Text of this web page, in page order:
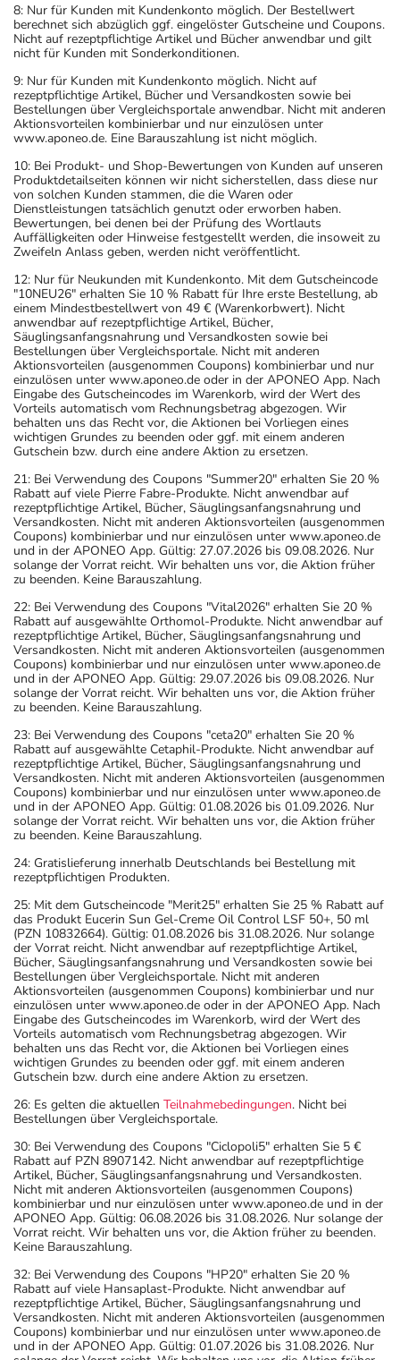
8: Nur für Kunden mit Kundenkonto möglich. Der Bestellwert
berechnet sich abzüglich ggf. eingelöster Gutscheine und Coupons.
Nicht auf rezeptpflichtige Artikel und Bücher anwendbar und gilt
nicht für Kunden mit Sonderkonditionen.
9: Nur für Kunden mit Kundenkonto möglich. Nicht auf
rezeptpflichtige Artikel, Bücher und Versandkosten sowie bei
Bestellungen über Vergleichsportale anwendbar. Nicht mit anderen
Aktionsvorteilen kombinierbar und nur einzulösen unter
www.aponeo.de. Eine Barauszahlung ist nicht möglich.
10: Bei Produkt- und Shop-Bewertungen von Kunden auf unseren
Produktdetailseiten können wir nicht sicherstellen, dass diese nur
von solchen Kunden stammen, die die Waren oder
Dienstleistungen tatsächlich genutzt oder erworben haben.
Bewertungen, bei denen bei der Prüfung des Wortlauts
Auffälligkeiten oder Hinweise festgestellt werden, die insoweit zu
Zweifeln Anlass geben, werden nicht veröffentlicht.
12: Nur für Neukunden mit Kundenkonto. Mit dem Gutscheincode
"10NEU26" erhalten Sie 10 % Rabatt für Ihre erste Bestellung, ab
einem Mindestbestellwert von 49 € (Warenkorbwert). Nicht
anwendbar auf rezeptpflichtige Artikel, Bücher,
Säuglingsanfangsnahrung und Versandkosten sowie bei
Bestellungen über Vergleichsportale. Nicht mit anderen
Aktionsvorteilen (ausgenommen Coupons) kombinierbar und nur
einzulösen unter www.aponeo.de oder in der APONEO App. Nach
Eingabe des Gutscheincodes im Warenkorb, wird der Wert des
Vorteils automatisch vom Rechnungsbetrag abgezogen. Wir
behalten uns das Recht vor, die Aktionen bei Vorliegen eines
wichtigen Grundes zu beenden oder ggf. mit einem anderen
Gutschein bzw. durch eine andere Aktion zu ersetzen.
21: Bei Verwendung des Coupons "Summer20" erhalten Sie 20 %
Rabatt auf viele Pierre Fabre-Produkte. Nicht anwendbar auf
rezeptpflichtige Artikel, Bücher, Säuglingsanfangsnahrung und
Versandkosten. Nicht mit anderen Aktionsvorteilen (ausgenommen
Coupons) kombinierbar und nur einzulösen unter www.aponeo.de
und in der APONEO App. Gültig: 27.07.2026 bis 09.08.2026. Nur
solange der Vorrat reicht. Wir behalten uns vor, die Aktion früher
zu beenden. Keine Barauszahlung.
22: Bei Verwendung des Coupons "Vital2026" erhalten Sie 20 %
Rabatt auf ausgewählte Orthomol-Produkte. Nicht anwendbar auf
rezeptpflichtige Artikel, Bücher, Säuglingsanfangsnahrung und
Versandkosten. Nicht mit anderen Aktionsvorteilen (ausgenommen
Coupons) kombinierbar und nur einzulösen unter www.aponeo.de
und in der APONEO App. Gültig: 29.07.2026 bis 09.08.2026. Nur
solange der Vorrat reicht. Wir behalten uns vor, die Aktion früher
zu beenden. Keine Barauszahlung.
23: Bei Verwendung des Coupons "ceta20" erhalten Sie 20 %
Rabatt auf ausgewählte Cetaphil-Produkte. Nicht anwendbar auf
rezeptpflichtige Artikel, Bücher, Säuglingsanfangsnahrung und
Versandkosten. Nicht mit anderen Aktionsvorteilen (ausgenommen
Coupons) kombinierbar und nur einzulösen unter www.aponeo.de
und in der APONEO App. Gültig: 01.08.2026 bis 01.09.2026. Nur
solange der Vorrat reicht. Wir behalten uns vor, die Aktion früher
zu beenden. Keine Barauszahlung.
24: Gratislieferung innerhalb Deutschlands bei Bestellung mit
rezeptpflichtigen Produkten.
25: Mit dem Gutscheincode "Merit25" erhalten Sie 25 % Rabatt auf
das Produkt Eucerin Sun Gel-Creme Oil Control LSF 50+, 50 ml
(PZN 10832664). Gültig: 01.08.2026 bis 31.08.2026. Nur solange
der Vorrat reicht. Nicht anwendbar auf rezeptpflichtige Artikel,
Bücher, Säuglingsanfangsnahrung und Versandkosten sowie bei
Bestellungen über Vergleichsportale. Nicht mit anderen
Aktionsvorteilen (ausgenommen Coupons) kombinierbar und nur
einzulösen unter www.aponeo.de oder in der APONEO App. Nach
Eingabe des Gutscheincodes im Warenkorb, wird der Wert des
Vorteils automatisch vom Rechnungsbetrag abgezogen. Wir
behalten uns das Recht vor, die Aktionen bei Vorliegen eines
wichtigen Grundes zu beenden oder ggf. mit einem anderen
Gutschein bzw. durch eine andere Aktion zu ersetzen.
26: Es gelten die aktuellen Teilnahmebedingungen. Nicht bei
Bestellungen über Vergleichsportale.
30: Bei Verwendung des Coupons "Ciclopoli5" erhalten Sie 5 €
Rabatt auf PZN 8907142. Nicht anwendbar auf rezeptpflichtige
Artikel, Bücher, Säuglingsanfangsnahrung und Versandkosten.
Nicht mit anderen Aktionsvorteilen (ausgenommen Coupons)
kombinierbar und nur einzulösen unter www.aponeo.de und in der
APONEO App. Gültig: 06.08.2026 bis 31.08.2026. Nur solange der
Vorrat reicht. Wir behalten uns vor, die Aktion früher zu beenden.
Keine Barauszahlung.
32: Bei Verwendung des Coupons "HP20" erhalten Sie 20 %
Rabatt auf viele Hansaplast-Produkte. Nicht anwendbar auf
rezeptpflichtige Artikel, Bücher, Säuglingsanfangsnahrung und
Versandkosten. Nicht mit anderen Aktionsvorteilen (ausgenommen
Coupons) kombinierbar und nur einzulösen unter www.aponeo.de
und in der APONEO App. Gültig: 01.07.2026 bis 31.08.2026. Nur